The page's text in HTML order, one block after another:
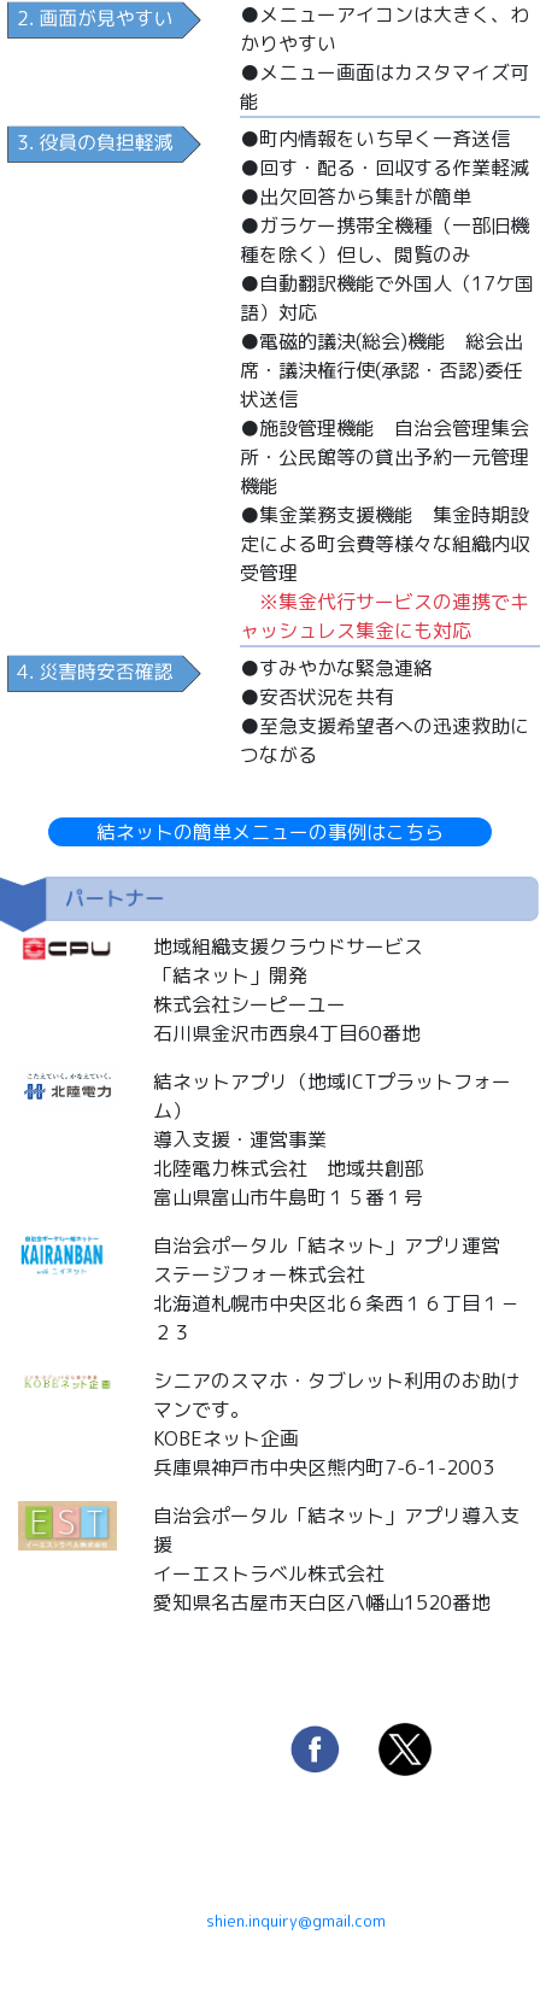
●メニューアイコンは大きく、わ
かりやすい
●メニュー画面はカスタマイズ可
能
●町内情報をいち早く一斉送信
●回す・配る・回収する作業軽減
●出欠回答から集計が簡単
●ガラケー携帯全機種（一部旧機
種を除く）但し、閲覧のみ
●自動翻訳機能で外国人（17ケ国
語）対応
●電磁的議決(総会)機能 総会出
席・議決権行使(承認・否認)委任
状送信
●施設管理機能 自治会管理集会
所・公民館等の貸出予約一元管理
機能
●集金業務支援機能 集金時期設
定による町会費等様々な組織内収
受管理
※集金代行サービスの連携でキ
ャッシュレス集金にも対応
●すみやかな緊急連絡
●安否状況を共有
●至急支援希望者への迅速救助に
つながる
結ネットの簡単メニューの事例はこちら
地域組織支援クラウドサービス
「結ネット」開発
株式会社シーピーユー
石川県金沢市西泉4丁目60番地
結ネットアプリ（地域ICTプラットフォー
ム）
導入支援・運営事業
北陸電力株式会社 地域共創部
富山県富山市牛島町１５番１号
自治会ポータル「結ネット」アプリ運営
ステージフォー株式会社
北海道札幌市中央区北６条西１６丁目１－
２３
シニアのスマホ・タブレット利用のお助け
マンです。
KOBEネット企画
兵庫県神戸市中央区熊内町7-6-1-2003
自治会ポータル「結ネット」アプリ導入支
援
イーエストラベル株式会社
愛知県名古屋市天白区八幡山1520番地
shien.inquiry@gmail.com